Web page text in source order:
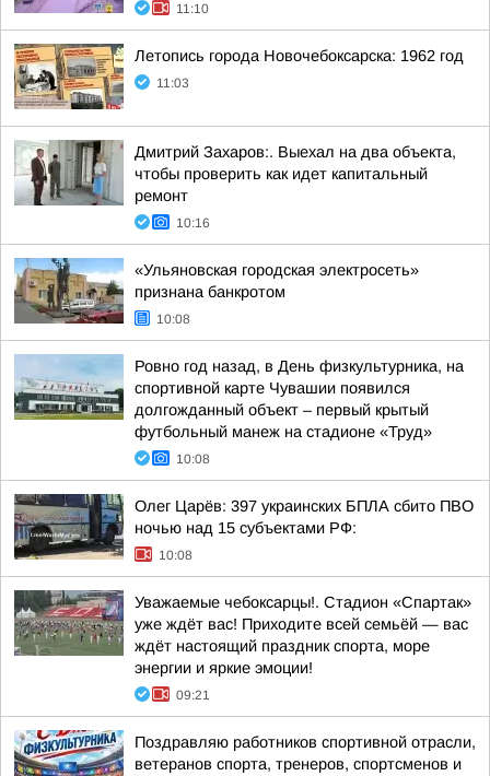
11:10
Летопись города Новочебоксарска: 1962 год
11:03
Дмитрий Захаров:. Выехал на два объекта,
чтобы проверить как идет капитальный
ремонт
10:16
«Ульяновская городская электросеть»
признана банкротом
10:08
Ровно год назад, в День физкультурника, на
спортивной карте Чувашии появился
долгожданный объект – первый крытый
футбольный манеж на стадионе «Труд»
10:08
Олег Царёв: 397 украинских БПЛА сбито ПВО
ночью над 15 субъектами РФ:
10:08
Уважаемые чебоксарцы!. Стадион «Спартак»
уже ждёт вас! Приходите всей семьёй — вас
ждёт настоящий праздник спорта, море
энергии и яркие эмоции!
09:21
Поздравляю работников спортивной отрасли,
ветеранов спорта, тренеров, спортсменов и